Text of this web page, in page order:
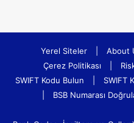
Yerel Siteler About
Çerez Politikası
SWIFT Kodu Bulun
SWIFT
BSB Numarası